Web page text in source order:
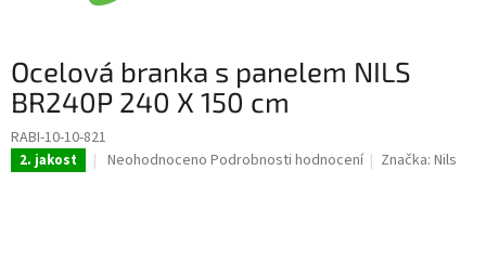
Ocelová branka s panelem NILS
BR240P 240 X 150 cm
RABI-10-10-821
2. jakost
Průměrné
Neohodnoceno Podrobnosti hodnocení Značka:Nils